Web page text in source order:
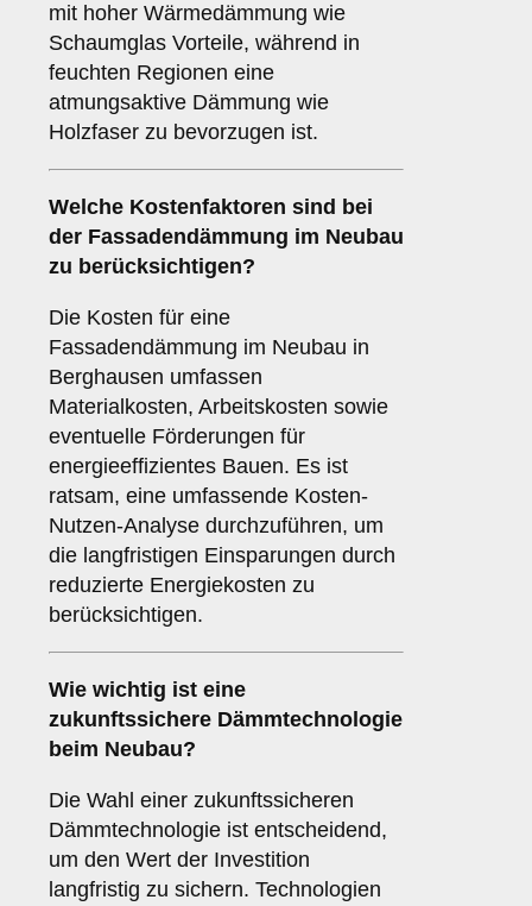
mit hoher Wärmedämmung wie
Schaumglas Vorteile, während in
feuchten Regionen eine
atmungsaktive Dämmung wie
Holzfaser zu bevorzugen ist.
Welche Kostenfaktoren sind bei
der Fassadendämmung im Neubau
zu berücksichtigen?
Die Kosten für eine
Fassadendämmung im Neubau in
Berghausen umfassen
Materialkosten, Arbeitskosten sowie
eventuelle Förderungen für
energieeffizientes Bauen. Es ist
ratsam, eine umfassende Kosten-
Nutzen-Analyse durchzuführen, um
die langfristigen Einsparungen durch
reduzierte Energiekosten zu
berücksichtigen.
Wie wichtig ist eine
zukunftssichere Dämmtechnologie
beim Neubau?
Die Wahl einer zukunftssicheren
Dämmtechnologie ist entscheidend,
um den Wert der Investition
langfristig zu sichern. Technologien